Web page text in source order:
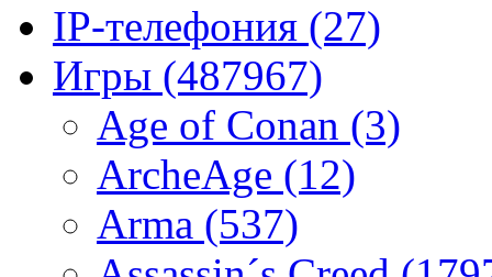
IP-телефония (27)
Игры (487967)
Age of Conan (3)
ArcheAge (12)
Arma (537)